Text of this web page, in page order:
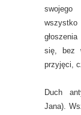
się, bez
przyjęci,
Duch
Jana).